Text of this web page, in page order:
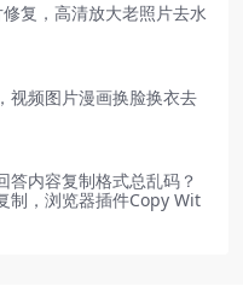
复，高清放大老照片去水
视频图片漫画换脸换衣去
答内容复制格式总乱码？
制，浏览器插件Copy Wit